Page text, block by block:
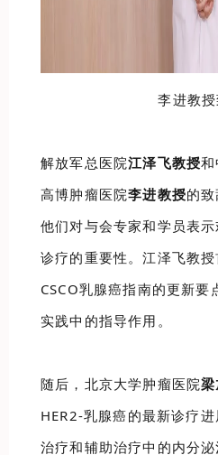
李进教
解放军总医院江泽飞教授
高博肿瘤医院李进教授的
他们对与会专家和学员表
诊疗的重要性。江泽飞教
CSCO乳腺癌指南的更新要
实践中的指导作用。
随后，北京大学肿瘤医院
HER2-乳腺癌的最新诊疗
治疗和辅助治疗中的内分